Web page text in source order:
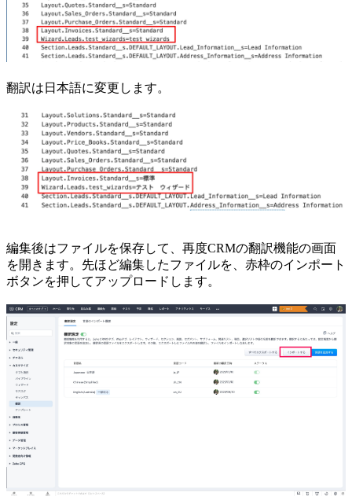
翻訳は日本語に変更します。
編集後はファイルを保存して、再度CRMの翻訳機能の画面
を開きます。先ほど編集したファイルを、赤枠のインポート
ボタンを押してアップロードします。